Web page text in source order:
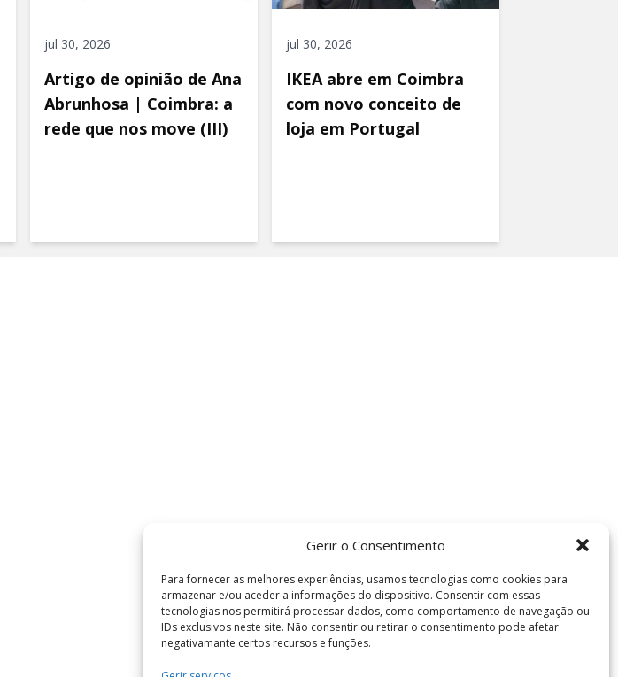
Gerir o Consentimento
Para fornecer as melhores experiências, usamos tecnologias como cookies para
armazenar e/ou aceder a informações do dispositivo. Consentir com essas
tecnologias nos permitirá processar dados, como comportamento de navegação ou
IDs exclusivos neste site. Não consentir ou retirar o consentimento pode afetar
negativamante certos recursos e funções.
jul 30, 2026
Artigo de opinião de Ana
Abrunhosa | Coimbra: a
rede que nos move (III)
jul 30, 2026
IKEA abre em Coimbra
com novo conceito de
loja em Portugal